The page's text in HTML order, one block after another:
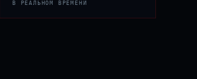
В РЕАЛЬНОМ ВРЕМЕНИ